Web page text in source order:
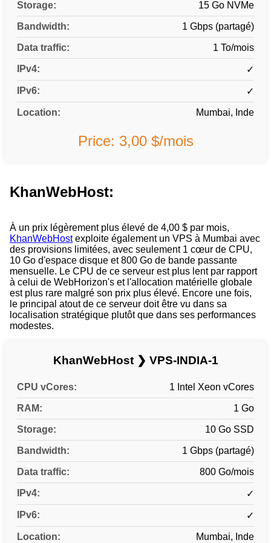
Storage: 15 Go NVMe
Bandwidth: 1 Gbps (partagé)
Data traffic: 1 To/mois
IPv4: ✓
IPv6: ✓
Location: Mumbai, Inde
Price: 3,00 $/mois
KhanWebHost:
À un prix légèrement plus élevé de 4,00 $ par mois,
KhanWebHostexploite également un VPS à Mumbai avec
des provisions limitées, avec seulement 1 cœur de CPU,
10 Go d'espace disque et 800 Go de bande passante
mensuelle. Le CPU de ce serveur est plus lent par rapport
à celui de WebHorizon's et l'allocation matérielle globale
est plus rare malgré son prix plus élevé. Encore une fois,
le principal atout de ce serveur doit être vu dans sa
localisation stratégique plutôt que dans ses performances
modestes.
KhanWebHost ❯ VPS-INDIA-1
CPU vCores: 1 Intel Xeon vCores
RAM: 1 Go
Storage: 10 Go SSD
Bandwidth: 1 Gbps (partagé)
Data traffic: 800 Go/mois
IPv4: ✓
IPv6: ✓
Location: Mumbai, Inde